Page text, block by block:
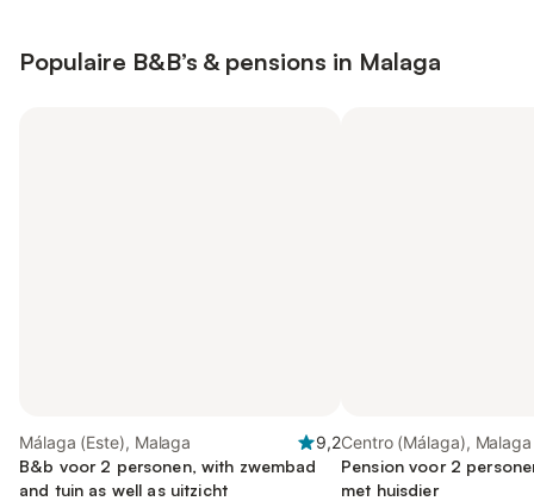
Populaire B&B’s & pensions in Malaga
Málaga (Este), Malaga
9,2
B&b voor 2 personen, with zwembad
and tuin as well as uitzicht
Centro (Málaga), Malaga
Pension voor 2
met huisdier